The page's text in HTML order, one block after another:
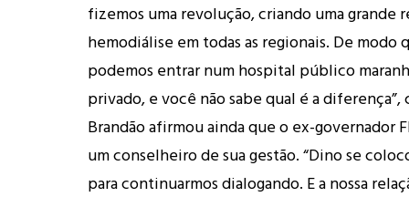
fizemos uma revolução, criando uma grande
hemodiálise em todas as regionais. De modo
podemos entrar num hospital público
privado, e você não sabe qual é a
Brandão afirmou ainda que o ex-governador
um conselheiro de sua gestão. “Dino se
para continuarmos dialogando. E a nossa